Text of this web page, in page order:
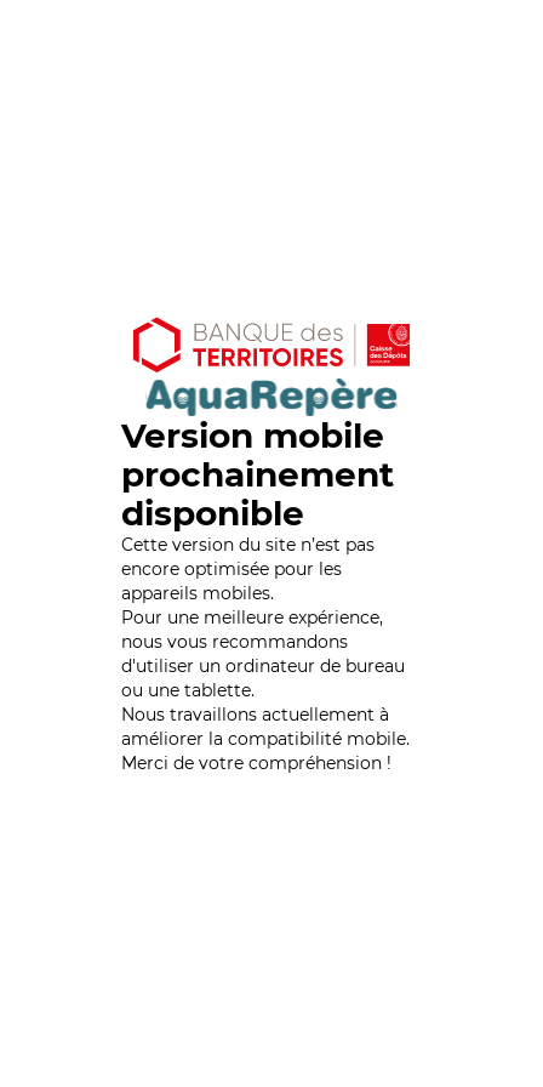
Version mobile
prochainement
disponible
Cette version du site n’est pas
encore optimisée pour les
appareils mobiles.
Pour une meilleure expérience,
nous vous recommandons
d'utiliser un ordinateur de bureau
ou une tablette.
Nous travaillons actuellement à
améliorer la compatibilité mobile.
Merci de votre compréhension !